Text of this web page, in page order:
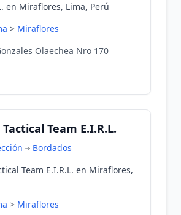
en Miraflores, Lima, Perú
> Miraflores
Olaechea Nro 170
Team E.I.R.L.
Bordados
Team E.I.R.L. en Miraflores,
> Miraflores